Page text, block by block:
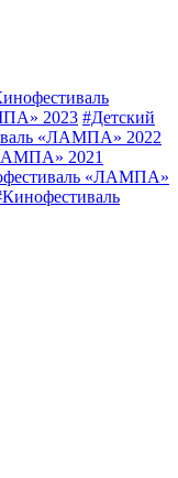
2023 #Детский
«ЛАМПА» 2022
2021
«ЛАМПА»